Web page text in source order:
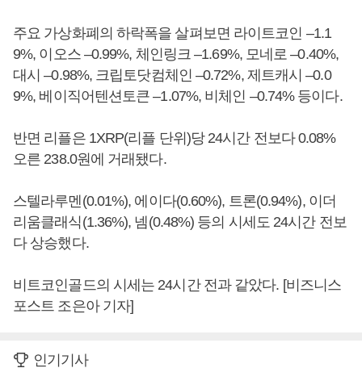
주요 가상화폐의 하락폭을 살펴보면 라이트코인 –1.1
9%, 이오스 –0.99%, 체인링크 –1.69%, 모네로 –0.40%,
대시 –0.98%, 크립토닷컴체인 –0.72%, 제트캐시 –0.0
9%, 베이직어텐션토큰 –1.07%, 비체인 –0.74% 등이다.
반면 리플은 1XRP(리플 단위)당 24시간 전보다 0.08%
오른 238.0원에 거래됐다.
스텔라루멘(0.01%), 에이다(0.60%), 트론(0.94%), 이더
리움클래식(1.36%), 넴(0.48%) 등의 시세도 24시간 전보
다 상승했다.
비트코인골드의 시세는 24시간 전과 같았다. [비즈니스
포스트 조은아 기자]
인기기사